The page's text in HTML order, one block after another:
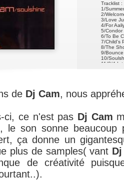
Tracklist :
1/
2/
3/Love
4/For
5/Condor
6/To Be
7/Child's
8/The
9/Bounce
10/
11/3/4
de Dj Cam, nous
ci, ce n'est pas Dj Cam
le son sonne
ça donne un
plus de samples( vant
de créativité